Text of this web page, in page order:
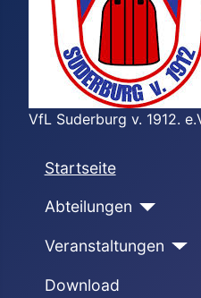
VfL Suderburg v. 1912.
Startseite
Abteilungen
Veranstaltungen
Download